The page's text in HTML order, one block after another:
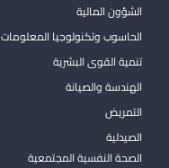
الشؤون المالية
الحاسوب وتكنولوجيا المعلومات
تنمية القوى البشرية
الهندسة والصيانة
التمريض
الصيدلية
الصحة النفسية المجتمعية